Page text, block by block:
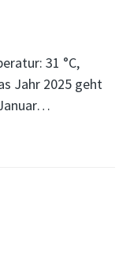
31 °C,
Jahr 2025 geht